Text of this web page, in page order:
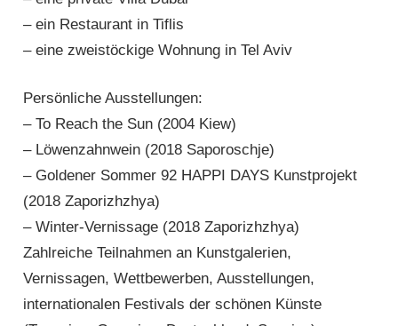
– ein Restaurant in Tiflis
– eine zweistöckige Wohnung in Tel Aviv
Persönliche Ausstellungen:
– To Reach the Sun (2004 Kiew)
– Löwenzahnwein (2018 Saporoschje)
– Goldener Sommer 92 HAPPI DAYS Kunstprojekt
(2018 Zaporizhzhya)
– Winter-Vernissage (2018 Zaporizhzhya)
Zahlreiche Teilnahmen an Kunstgalerien,
Vernissagen, Wettbewerben, Ausstellungen,
internationalen Festivals der schönen Künste